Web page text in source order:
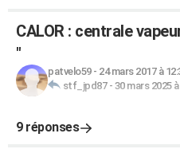
CALOR : centrale
"
patvelo59- 24 mars 2017 à
stf_jpd87- 30 mars 2025
9 réponses